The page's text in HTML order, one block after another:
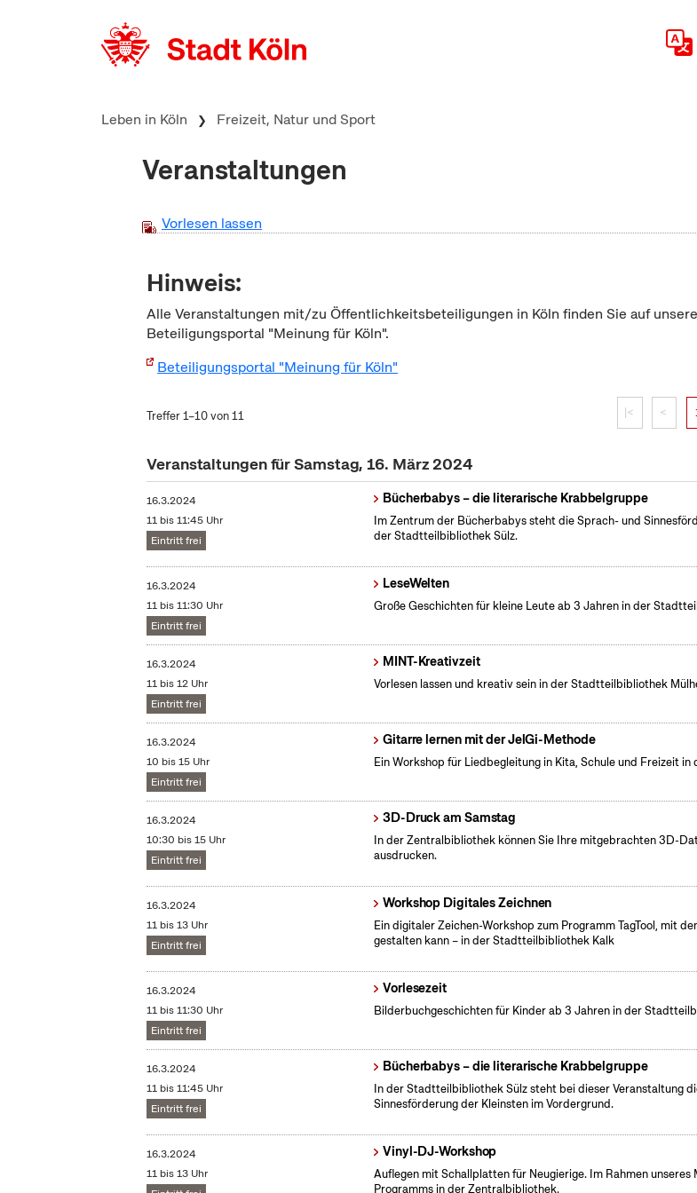
Leben in Köln Freizeit, Natur und Sport
Veranstaltungen
Vorlesen lassen
Hinweis:
Alle Veranstaltungen mit/zu Öffentlichkeitsbeteiligungen in Köln finden Sie auf
Beteiligungsportal "Meinung für Köln".
Beteiligungsportal "Meinung für Köln"
Treffer 1–10 von 11 |< <
Veranstaltungen für Samstag, 16. März 2024
16.3.2024
11 bis 11:45 Uhr
Eintritt frei
Bücherbabys – die literarische Krabbelgruppe
Im Zentrum der Bücherbabys steht die Sprach- und
der Stadtteilbibliothek Sülz.
16.3.2024
11 bis 11:30 Uhr
Eintritt frei
LeseWelten
Große Geschichten für kleine Leute ab 3 Jahren in der
16.3.2024
11 bis 12 Uhr
Eintritt frei
MINT-Kreativzeit
Vorlesen lassen und kreativ sein in der Stadtteilbibliothek
16.3.2024
10 bis 15 Uhr
Eintritt frei
Gitarre lernen mit der JelGi-Methode
Ein Workshop für Liedbegleitung in Kita, Schule und Freizeit
16.3.2024
10:30 bis 15 Uhr
Eintritt frei
3D-Druck am Samstag
In der Zentralbibliothek können Sie Ihre mitgebrachten 3D-
ausdrucken.
16.3.2024
11 bis 13 Uhr
Eintritt frei
Workshop Digitales Zeichnen
Ein digitaler Zeichen-Workshop zum Programm TagTool, mit
gestalten kann – in der Stadtteilbibliothek Kalk
16.3.2024
11 bis 11:30 Uhr
Eintritt frei
Vorlesezeit
Bilderbuchgeschichten für Kinder ab 3 Jahren in der
16.3.2024
11 bis 11:45 Uhr
Eintritt frei
Bücherbabys – die literarische Krabbelgruppe
In der Stadtteilbibliothek Sülz steht bei dieser Veranstaltung
Sinnesförderung der Kleinsten im Vordergrund.
16.3.2024
11 bis 13 Uhr
Vinyl-DJ-Workshop
Auflegen mit Schallplatten für Neugierige. Im Rahmen unseres
Programms in der Zentralbibliothek.